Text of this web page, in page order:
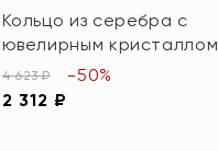
Кольцо из серебра с
ювелирным кристаллом
4 623 ₽
2 312 ₽
-50%